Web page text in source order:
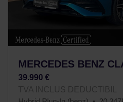
MERCEDES BENZ
39.990 €
TVA INCLUS DEDUCTIBIL